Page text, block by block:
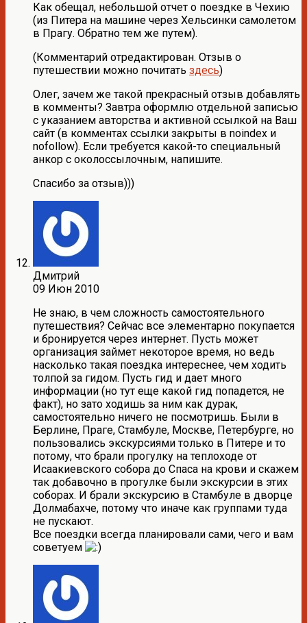
Как обещал, небольшой отчет о поездке в Чехию
(из Питера на машине через Хельсинки самолетом
в Прагу. Обратно тем же путем).
(Комментарий отредактирован. Отзыв о
путешествии можно почитать здесь)
Олег, зачем же такой прекрасный отзыв добавлять
в комменты? Завтра оформлю отдельной записью
с указанием авторства и активной ссылкой на Ваш
сайт (в комментах ссылки закрыты в noindex и
nofollow). Если требуется какой-то специальный
анкор с околоссылочным, напишите.
Спасибо за отзыв)))
Дмитрий
09 Июн 2010
Не знаю, в чем сложность самостоятельного
путешествия? Сейчас все элементарно покупается
и бронируется через интернет. Пусть может
организация займет некоторое время, но ведь
насколько такая поездка интереснее, чем ходить
толпой за гидом. Пусть гид и дает много
информации (но тут еще какой гид попадется, не
факт), но зато ходишь за ним как дурак,
самостоятельно ничего не посмотришь. Были в
Берлине, Праге, Стамбуле, Москве, Петербурге, но
пользовались экскурсиями только в Питере и то
потому, что брали прогулку на теплоходе от
Исаакиевского собора до Спаса на крови и скажем
так добавочно в прогулке были экскурсии в этих
соборах. И брали экскурсию в Стамбуле в дворце
Долмабахче, потому что иначе как группами туда
не пускают.
Все поездки всегда планировали сами, чего и вам
советуем